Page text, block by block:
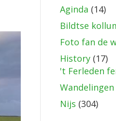
Aginda (14)
Bildtse
Foto fan de
History(17)
't Ferleden
Wandelingen
Nijs (304)